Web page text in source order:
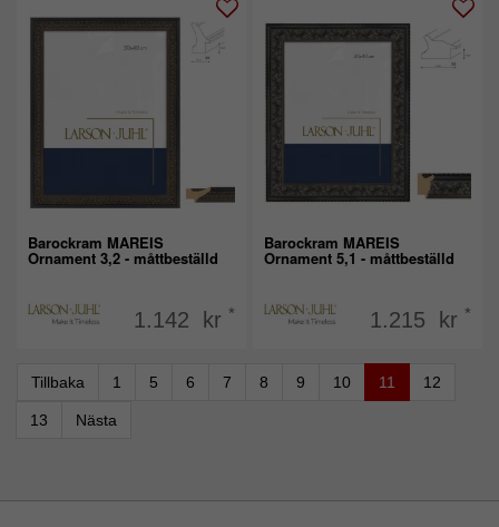
Barockram MAREIS
Ornament 3,2 - måttbeställd
1.142 kr *
Barockram MAREIS
Ornament 5,1 - måttbeställd
1.215 kr *
Tillbaka 1 5 6 7 8 9 10 11 12
13 Nästa